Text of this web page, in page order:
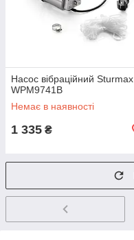
Насос вібраційний Sturmax
WPM9741B
Немає в наявності
1 335 ₴